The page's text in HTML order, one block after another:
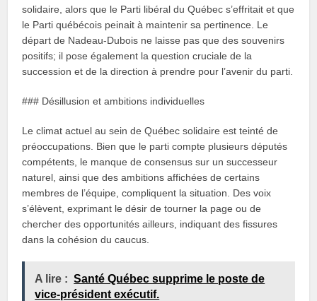
solidaire, alors que le Parti libéral du Québec s’effritait et que
le Parti québécois peinait à maintenir sa pertinence. Le
départ de Nadeau-Dubois ne laisse pas que des souvenirs
positifs; il pose également la question cruciale de la
succession et de la direction à prendre pour l’avenir du parti.
### Désillusion et ambitions individuelles
Le climat actuel au sein de Québec solidaire est teinté de
préoccupations. Bien que le parti compte plusieurs députés
compétents, le manque de consensus sur un successeur
naturel, ainsi que des ambitions affichées de certains
membres de l’équipe, compliquent la situation. Des voix
s’élèvent, exprimant le désir de tourner la page ou de
chercher des opportunités ailleurs, indiquant des fissures
dans la cohésion du caucus.
A lire : Santé Québec supprime le poste de
vice-président exécutif.